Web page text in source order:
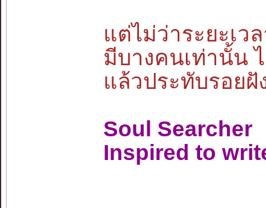
แต่ไม่ว่าระยะเว
มีบางคนเท่านั้น
แล้วประทับรอย
Soul Searcher
Inspired to